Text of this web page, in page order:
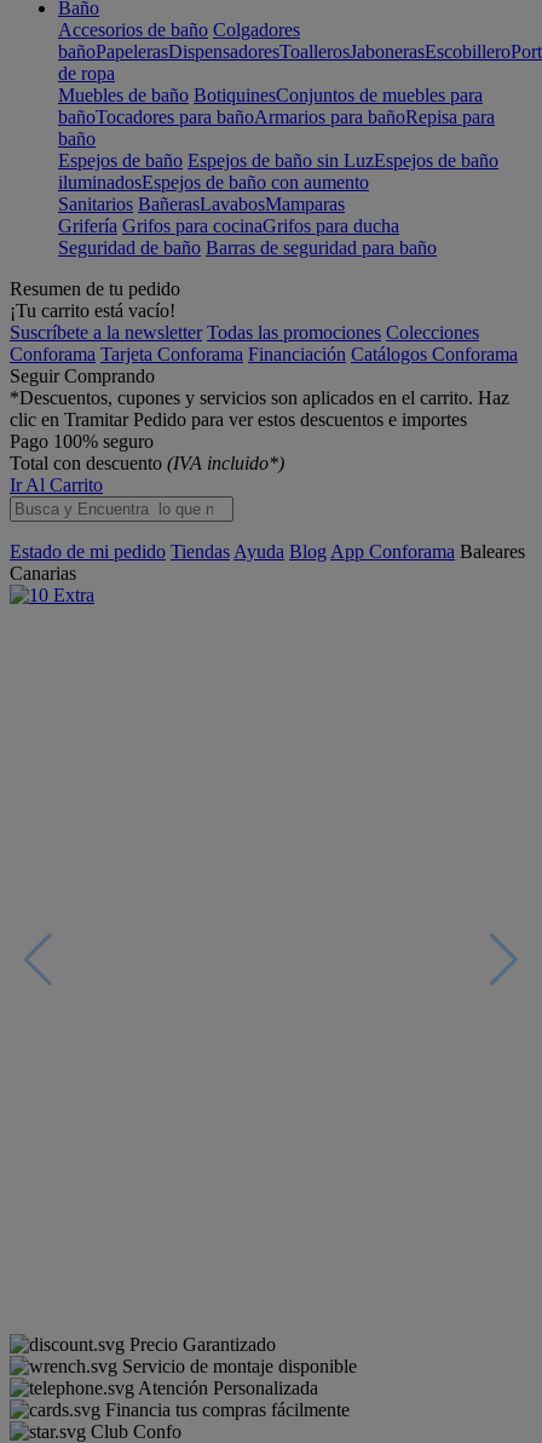
Baño
Accesorios de baño Colgadores
bañoPapelerasDispensadoresToallerosJabonerasEscobillero
de ropa
Muebles de baño BotiquinesConjuntos de muebles para
bañoTocadores para bañoArmarios para bañoRepisa para
baño
Espejos de baño Espejos de baño sin LuzEspejos de baño
iluminadosEspejos de baño con aumento
Sanitarios BañerasLavabosMamparas
Grifería Grifos para cocinaGrifos para ducha
Seguridad de baño Barras de seguridad para baño
Resumen de tu pedido
¡Tu carrito está vacío!
Suscríbete a la newsletter Todas las promociones Colecciones
Conforama Tarjeta Conforama Financiación Catálogos Conforama
Seguir Comprando
*Descuentos, cupones y servicios son aplicados en el carrito. Haz
clic en Tramitar Pedido para ver estos descuentos e importes
Pago 100% seguro
Total con descuento (IVA incluido*)
Ir Al Carrito
Estado de mi pedido Tiendas Ayuda Blog App Conforama Baleares
Canarias
Precio Garantizado
Servicio de montaje disponible
Atención Personalizada
Financia tus compras fácilmente
Club Confo